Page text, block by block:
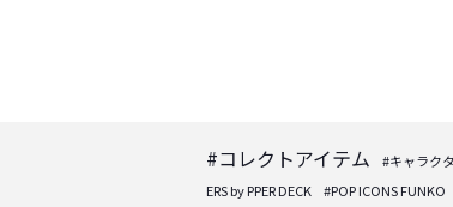
#コレクトアイテム #キャラク
ERS by PPER DECK
#POP ICONS FUNKO